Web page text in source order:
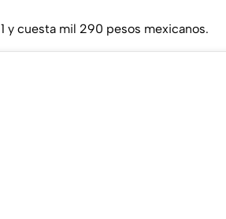
y cuesta mil 290 pesos mexicanos.